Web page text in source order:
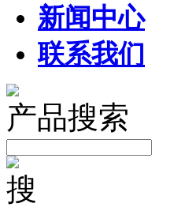
新闻中心
联系我们
产品搜索